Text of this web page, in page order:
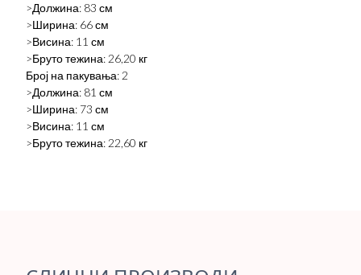
>Должина: 83 см
>Ширина: 66 см
>Висина: 11 см
>Бруто тежина: 26,20 кг
Број на пакувања: 2
>Должина: 81 см
>Ширина: 73 см
>Висина: 11 см
>Бруто тежина: 22,60 кг